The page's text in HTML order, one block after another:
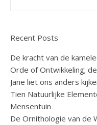
Recent Posts
De kracht van de
Orde of Ontwikkeling;
Jane liet ons anders
Tien Natuurlijke
Mensentuin
De Ornithologie van de